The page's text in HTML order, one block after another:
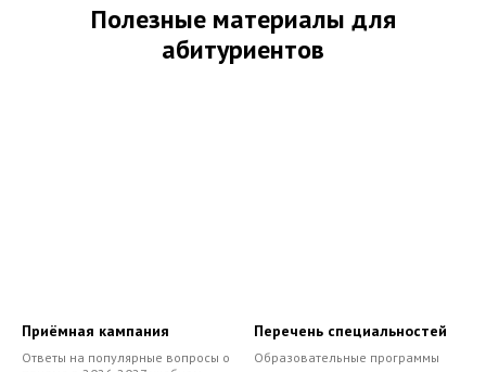
Полезные материалы для
абитуриентов
Приёмная кампания
Ответы на популярные вопросы о
Перечень специальностей
Образовательные программы